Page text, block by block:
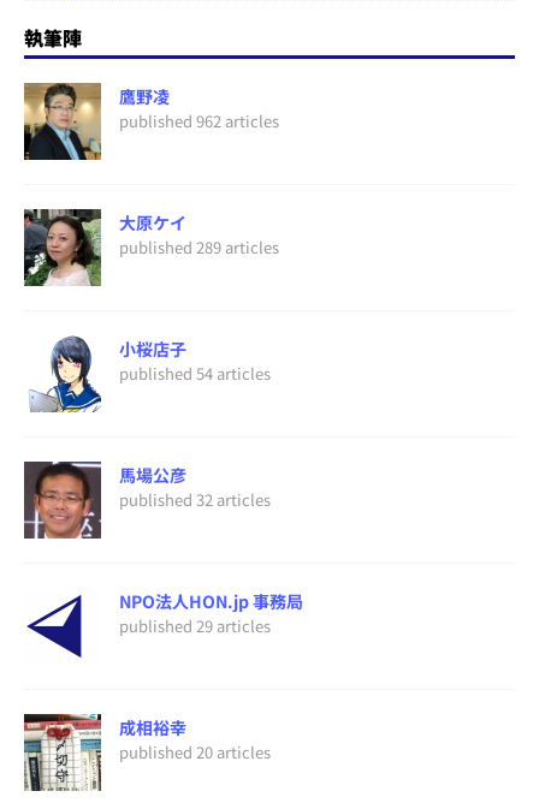
執筆陣
鷹野凌
published 962 articles
大原ケイ
published 289 articles
小桜店子
published 54 articles
馬場公彦
published 32 articles
NPO法人HON.jp 事務局
published 29 articles
成相裕幸
published 20 articles